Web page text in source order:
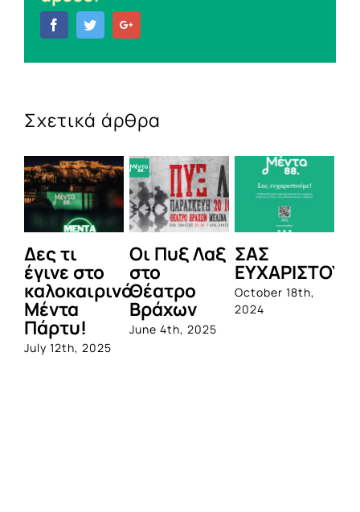
FacebookTwitter
Σχετικά άρθρα
Δες τι
έγινε στο
καλοκαιρινό
Μέντα
Πάρτυ!
July 12th, 2025
Οι Πυξ Λαξ
στο
Θέατρο
Βράχων
June 4th, 2025
ΣΑΣ
October 18th,
2024